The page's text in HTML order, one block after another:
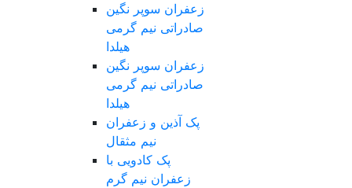
زعفران سوپر نگین
صادراتی نیم گرمی
هیلدا
زعفران سوپر نگین
صادراتی نیم گرمی
هیلدا
پک آذین و زعفران
نیم مثقال
پک کادویی با
زعفران نیم گرم